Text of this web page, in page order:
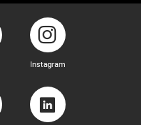
Instagram